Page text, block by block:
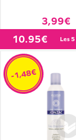
3,99€
10.95€ les
-1,48€